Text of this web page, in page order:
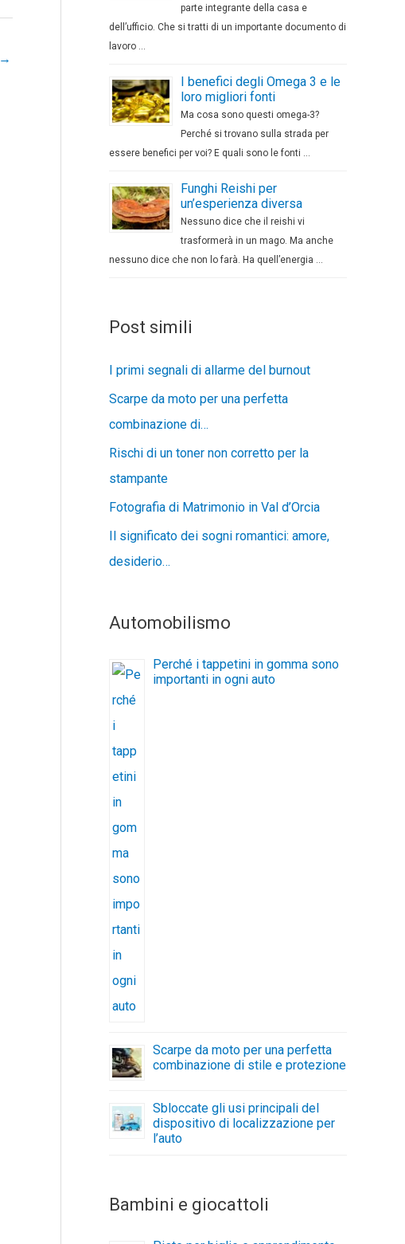
→
parte integrante della casa e
dell’ufficio. Che si tratti di un importante documento di
lavoro …
I benefici degli Omega 3 e le
loro migliori fonti
Ma cosa sono questi omega-3?
Perché si trovano sulla strada per
essere benefici per voi? E quali sono le fonti …
Funghi Reishi per
un’esperienza diversa
Nessuno dice che il reishi vi
trasformerà in un mago. Ma anche
nessuno dice che non lo farà. Ha quell’energia …
Post simili
I primi segnali di allarme del burnout
Scarpe da moto per una perfetta
combinazione di…
Rischi di un toner non corretto per la
stampante
Fotografia di Matrimonio in Val d’Orcia
Il significato dei sogni romantici: amore,
desiderio…
Automobilismo
Perché i tappetini in gomma sono
importanti in ogni auto
Scarpe da moto per una perfetta
combinazione di stile e protezione
Sbloccate gli usi principali del
dispositivo di localizzazione per
l’auto
Bambini e giocattoli